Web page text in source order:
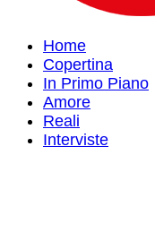
Home
Copertina
In Primo Piano
Amore
Reali
Interviste